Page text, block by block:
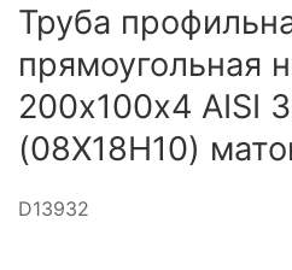
Труба
прямоугольная
200х100х4 AISI
(08Х18Н10)
D13932